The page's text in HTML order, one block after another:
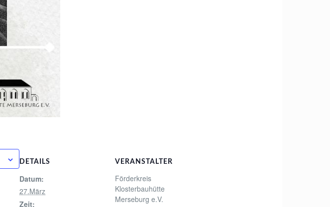
DETAILS
Datum:
27.März
Zeit:
VERANSTALTER
Förderkreis
Klosterbauhütte
Merseburg e.V.